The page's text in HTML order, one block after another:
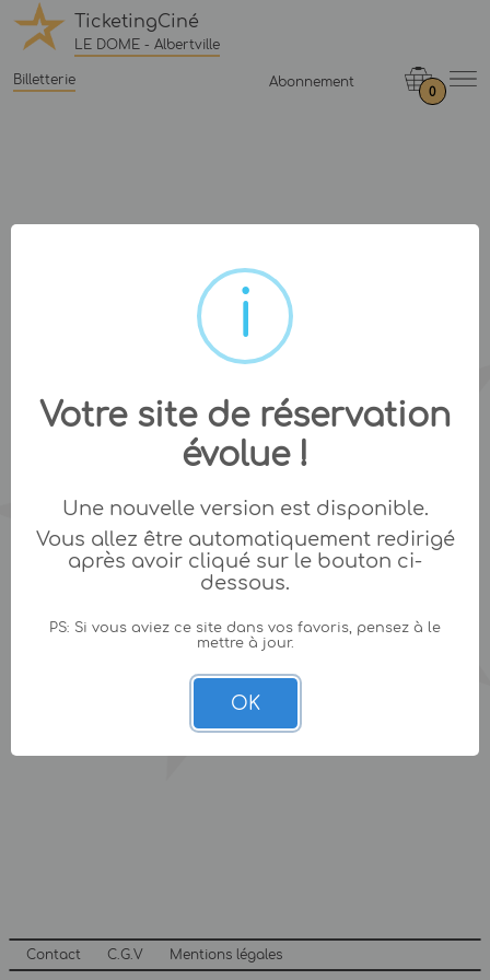
TicketingCiné
LE DOME - Albertville
Billetterie Abonnement
0
Contact C.G.V Mentions légales
Votre site de réservation
évolue !
Une nouvelle version est disponible.
Vous allez être automatiquement redirigé
après avoir cliqué sur le bouton ci-
dessous.
PS: Si vous aviez ce site dans vos favoris, pensez à le
mettre à jour.
OK